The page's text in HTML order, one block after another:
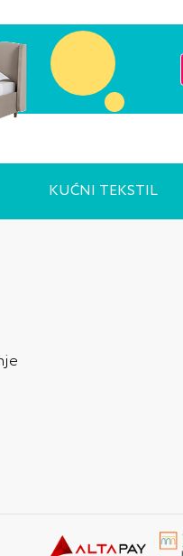
KUĆNI TEKSTIL